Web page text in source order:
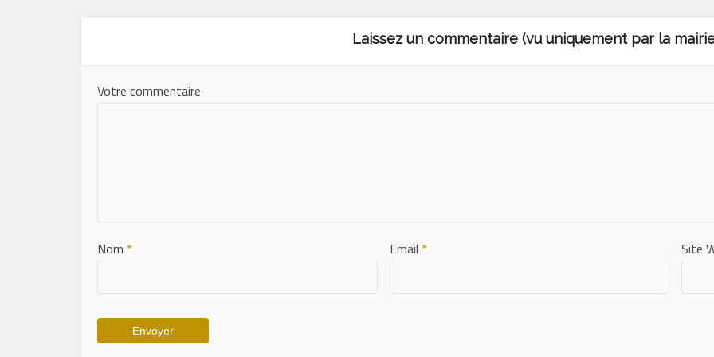
Laissez un commentaire (vu uniquement par la
Votre commentaire
Nom * Email * Site